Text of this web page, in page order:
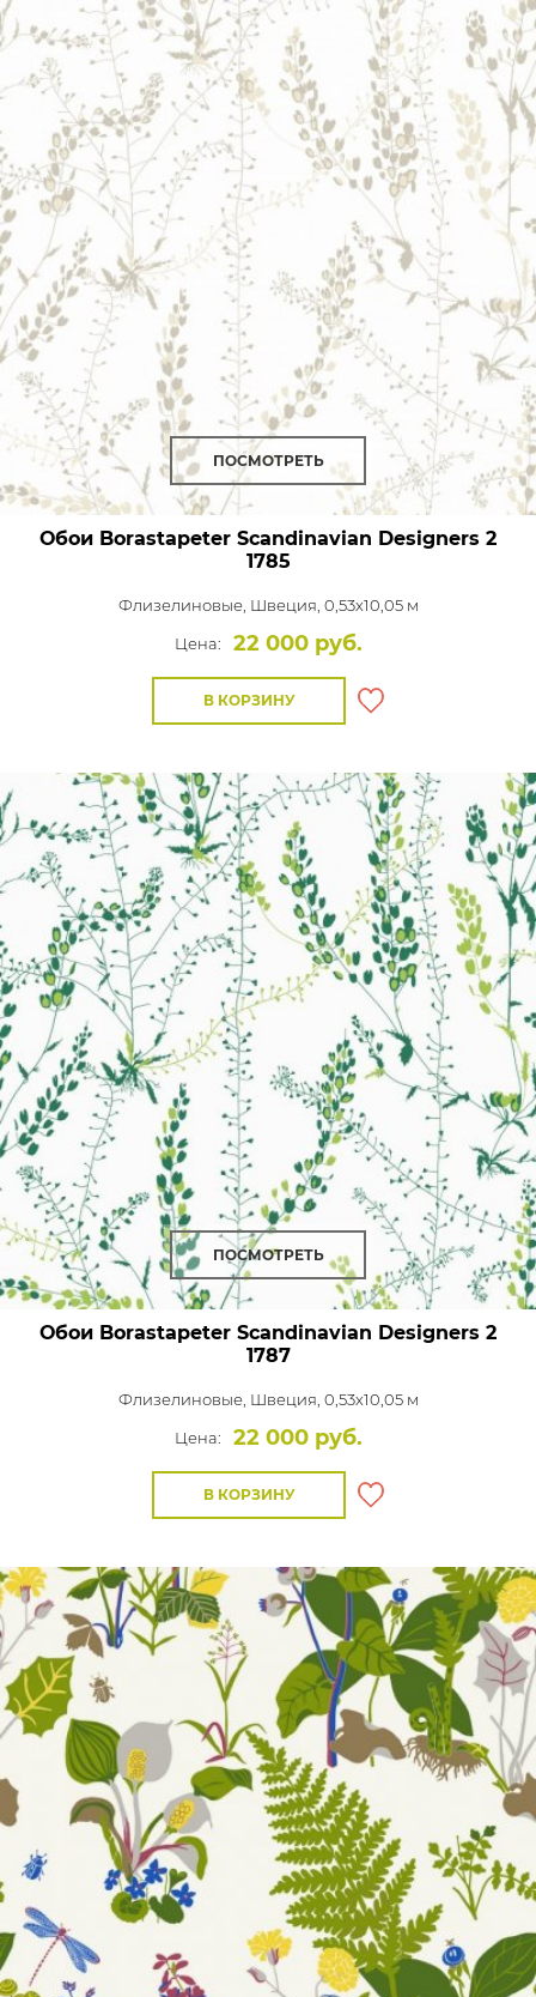
ПОСМОТРЕТЬ
Обои Borastapeter Scandinavian Designers 2
1785
Флизелиновые, Швеция, 0,53x10,05 м
Цена:
22 000 руб.
В КОРЗИНУ
ПОСМОТРЕТЬ
Обои Borastapeter Scandinavian Designers 2
1787
Флизелиновые, Швеция, 0,53x10,05 м
Цена:
22 000 руб.
В КОРЗИНУ